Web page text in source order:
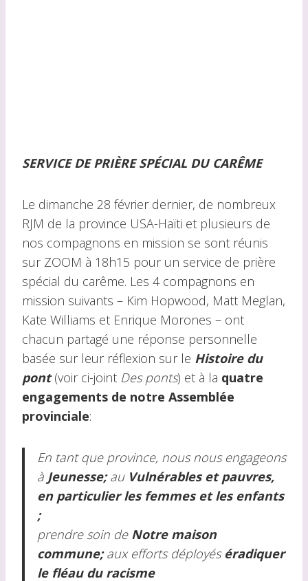
SERVICE DE PRIÈRE SPÉCIAL DU CARÊME
Le dimanche 28 février dernier, de nombreux
RJM de la province USA-Haïti et plusieurs de
nos compagnons en mission se sont réunis
sur ZOOM à 18h15 pour un service de prière
spécial du carême. Les 4 compagnons en
mission suivants – Kim Hopwood, Matt Meglan,
Kate Williams et Enrique Morones – ont
chacun partagé une réponse personnelle
basée sur leur réflexion sur le Histoire du
pont(voir ci-joint Des ponts) et à la quatre
engagements de notre Assemblée
provinciale:
En tant que province, nous nous engageons
à Jeunesse;au Vulnérables et pauvres,
en particulier les femmes et les enfants
;
prendre soin de Notre maison
commune;aux efforts déployéséradiquer
le fléau du racisme